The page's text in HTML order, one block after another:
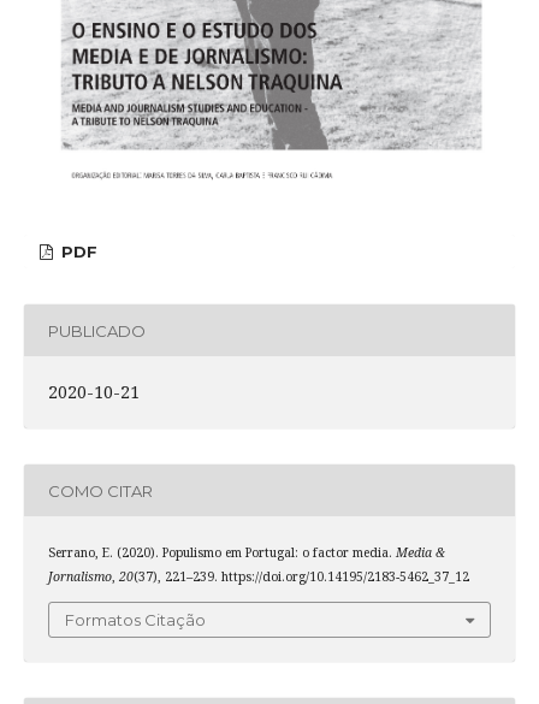
PDF
PUBLICADO
2020-10-21
COMO CITAR
Serrano, E. (2020). Populismo em Portugal: o factor media. Media &
Jornalismo, 20(37), 221–239. https://doi.org/10.14195/2183-5462_37_12
Formatos Citação